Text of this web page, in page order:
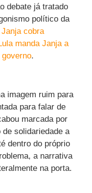
debate já tratado
político da
Janja cobra
manda Janja a
.
imagem ruim para
para falar de
marcada por
solidariedade a
dentro do próprio
a narrativa
na porta.